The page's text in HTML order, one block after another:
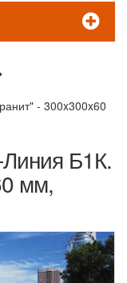
- 300x300x60
Б1К.
мм,